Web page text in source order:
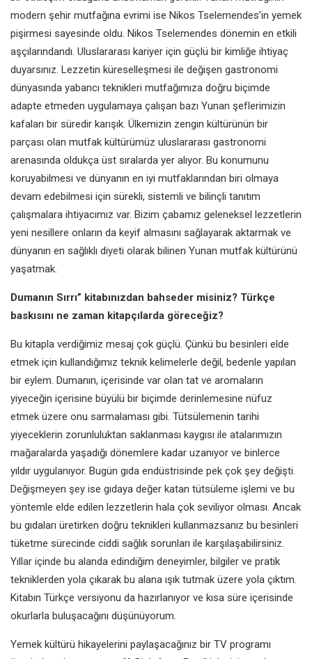
modern şehir mutfağına evrimi ise Nikos Tselemendes’in yemek
pişirmesi sayesinde oldu. Nikos Tselemendes dönemin en etkili
aşçılarındandı. Uluslararası kariyer için güçlü bir kimliğe ihtiyaç
duyarsınız. Lezzetin küreselleşmesi ile değişen gastronomi
dünyasında yabancı teknikleri mutfağımıza doğru biçimde
adapte etmeden uygulamaya çalışan bazı Yunan şeflerimizin
kafaları bir süredir karışık. Ülkemizin zengin kültürünün bir
parçası olan mutfak kültürümüz uluslararası gastronomi
arenasında oldukça üst sıralarda yer alıyor. Bu konumunu
koruyabilmesi ve dünyanın en iyi mutfaklarından biri olmaya
devam edebilmesi için sürekli, sistemli ve bilinçli tanıtım
çalışmalara ihtiyacımız var. Bizim çabamız geleneksel lezzetlerin
yeni nesillere onların da keyif almasını sağlayarak aktarmak ve
dünyanın en sağlıklı diyeti olarak bilinen Yunan mutfak kültürünü
yaşatmak.
Dumanın Sırrı” kitabınızdan bahseder misiniz? Türkçe
baskısını ne zaman kitapçılarda göreceğiz?
Bu kitapla verdiğimiz mesaj çok güçlü. Çünkü bu besinleri elde
etmek için kullandığımız teknik kelimelerle değil, bedenle yapılan
bir eylem. Dumanın, içerisinde var olan tat ve aromaların
yiyeceğin içerisine büyülü bir biçimde derinlemesine nüfuz
etmek üzere onu sarmalaması gibi. Tütsülemenin tarihi
yiyeceklerin zorunluluktan saklanması kaygısı ile atalarımızın
mağaralarda yaşadığı dönemlere kadar uzanıyor ve binlerce
yıldır uygulanıyor. Bugün gıda endüstrisinde pek çok şey değişti.
Değişmeyen şey ise gıdaya değer katan tütsüleme işlemi ve bu
yöntemle elde edilen lezzetlerin hala çok seviliyor olması. Ancak
bu gıdaları üretirken doğru teknikleri kullanmazsanız bu besinleri
tüketme sürecinde ciddi sağlık sorunları ile karşılaşabilirsiniz.
Yıllar içinde bu alanda edindiğim deneyimler, bilgiler ve pratik
tekniklerden yola çıkarak bu alana ışık tutmak üzere yola çıktım.
Kitabın Türkçe versiyonu da hazırlanıyor ve kısa süre içerisinde
okurlarla buluşacağını düşünüyorum.
Yemek kültürü hikayelerini paylaşacağınız bir TV programı